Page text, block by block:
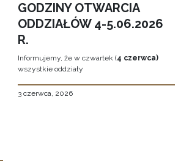
GODZINY OTWARCIA
ODDZIAŁÓW 4-5.06.2026
R.
Informujemy, że w czwartek (4 czerwca)
wszystkie oddziały
3 czerwca, 2026